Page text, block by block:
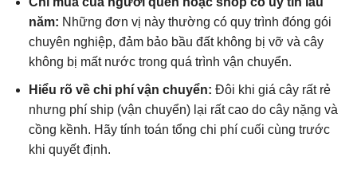
năm: Những đơn vị này thường có quy trình đóng gói
chuyên nghiệp, đảm bảo bầu đất không bị vỡ và cây
không bị mất nước trong quá trình vận chuyển.
Hiểu rõ về chi phí vận chuyển: Đôi khi giá cây rất rẻ
nhưng phí ship (vận chuyển) lại rất cao do cây nặng và
cồng kềnh. Hãy tính toán tổng chi phí cuối cùng trước
khi quyết định.